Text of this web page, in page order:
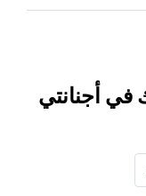
في أجنانتي